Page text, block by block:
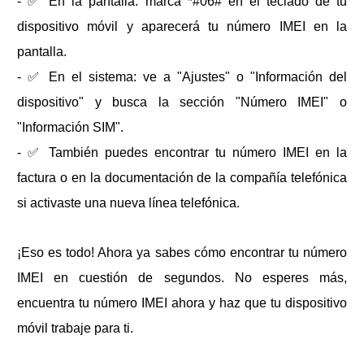
dispositivo móvil y aparecerá tu número IMEI en la
pantalla.
- ✅ En el sistema: ve a "Ajustes" o "Información del
dispositivo" y busca la sección "Número IMEI" o
"Información SIM".
- ✅ También puedes encontrar tu número IMEI en la
factura o en la documentación de la compañía telefónica
si activaste una nueva línea telefónica.
¡Eso es todo! Ahora ya sabes cómo encontrar tu número
IMEI en cuestión de segundos. No esperes más,
encuentra tu número IMEI ahora y haz que tu dispositivo
móvil trabaje para ti.